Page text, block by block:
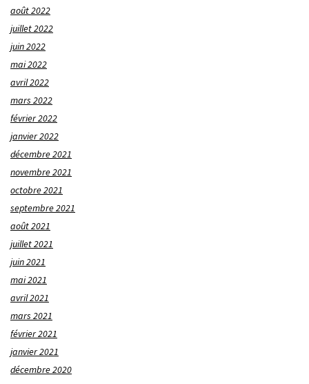
août 2022
juillet 2022
juin 2022
mai 2022
avril 2022
mars 2022
février 2022
janvier 2022
décembre 2021
novembre 2021
octobre 2021
septembre 2021
août 2021
juillet 2021
juin 2021
mai 2021
avril 2021
mars 2021
février 2021
janvier 2021
décembre 2020